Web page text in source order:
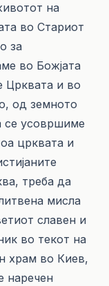
на
во Стариот
за
во Божјата
Црквата и во
од земното
се усовршиме
црквата и
треба да
мисла
славен и
во текот на
храм во Киев,
наречен